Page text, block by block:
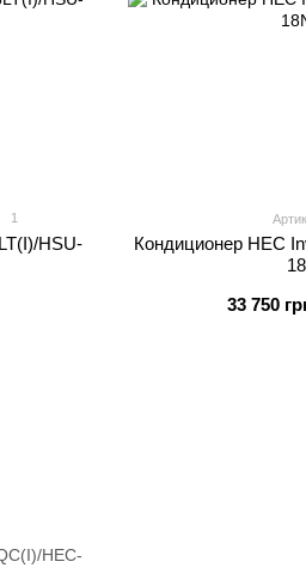
1
HSU-
Кондиционер HEC
33 750